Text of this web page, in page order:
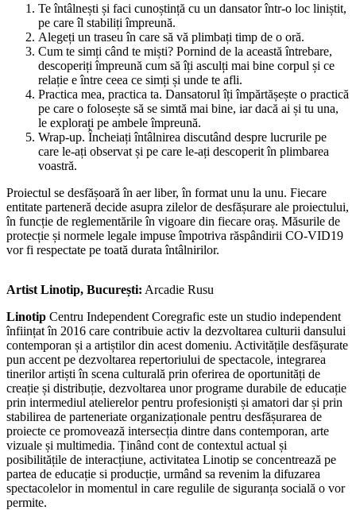
Te întâlnești și faci cunoștință cu un dansator într-o loc liniștit,
pe care îl stabiliți împreună.
Alegeți un traseu în care să vă plimbați timp de o oră.
Cum te simți când te miști? Pornind de la această întrebare,
descoperiți împreună cum să îți asculți mai bine corpul și ce
relație e între ceea ce simți și unde te afli.
Practica mea, practica ta. Dansatorul îți împărtășește o practică
pe care o folosește să se simtă mai bine, iar dacă ai și tu una,
le explorați pe ambele împreună.
Wrap-up. Încheiați întâlnirea discutând despre lucrurile pe
care le-ați observat și pe care le-ați descoperit în plimbarea
voastră.
Proiectul se desfășoară în aer liber, în format unu la unu. Fiecare
entitate parteneră decide asupra zilelor de desfășurare ale proiectului,
în funcție de reglementările în vigoare din fiecare oraș. Măsurile de
protecție și normele legale impuse împotriva răspândirii CO-VID19
vor fi respectate pe toată durata întâlnirilor.
Artist Linotip, București: Arcadie Rusu
Linotip Centru Independent Coregrafic este un studio independent
înființat în 2016 care contribuie activ la dezvoltarea culturii dansului
contemporan și a artiștilor din acest domeniu. Activitățile desfășurate
pun accent pe dezvoltarea repertoriului de spectacole, integrarea
tinerilor artiști în scena culturală prin oferirea de oportunități de
creație și distribuție, dezvoltarea unor programe durabile de educație
prin intermediul atelierelor pentru profesioniști și amatori dar și prin
stabilirea de parteneriate organizaționale pentru desfășurarea de
proiecte ce promovează intersecția dintre dans contemporan, arte
vizuale și multimedia. Ținând cont de contextul actual și
posibilitățile de interacțiune, activitatea Linotip se concentrează pe
partea de educație si producție, urmând sa revenim la difuzarea
spectacolelor in momentul in care regulile de siguranța socială o vor
permite.